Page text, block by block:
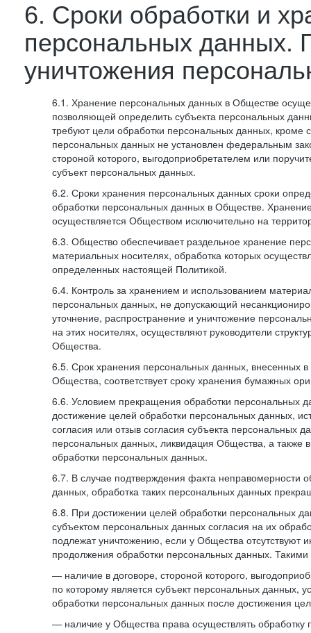
6. Сроки обработки и
персональных данных.
уничтожения
6.1. Хранение персональных данных в Обществе
позволяющей определить субъекта персональных
требуют цели обработки персональных данных, кроме
персональных данных не установлен федеральным
стороной которого, выгодоприобретателем или
субъект персональных данных.
6.2. Сроки хранения персональных данных сроки
обработки персональных данных в Обществе.
осуществляется Обществом исключительно на
6.3. Общество обеспечивает раздельное хранение
материальных носителях, обработка которых
определенных настоящей Политикой.
6.4. Контроль за хранением и использованием
персональных данных, не допускающий
уточнение, распространение и уничтожение
на этих носителях, осуществляют руководители
Общества.
6.5. Срок хранения персональных данных, внесенных
Общества, соответствует сроку хранения бумажных
6.6. Условием прекращения обработки персональных
достижение целей обработки персональных данных,
согласия или отзыв согласия субъекта персональных
персональных данных, ликвидация Общества, а также
обработки персональных данных.
6.7. В случае подтверждения факта неправомерности
данных, обработка таких персональных данных
6.8. При достижении целей обработки персональных
субъектом персональных данных согласия на их
подлежат уничтожению, если у Общества отсутствуют
продолжения обработки персональных данных.
— наличие в договоре, стороной которого,
по которому является субъект персональных данных,
обработки персональных данных после достижения
— наличие у Общества права осуществлять обработку